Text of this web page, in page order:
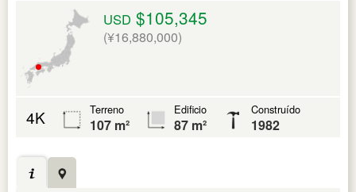
USD $105,345
(¥16,880,000)
4K Terreno
107 m²
Edificio
87 m²
Construído
1982